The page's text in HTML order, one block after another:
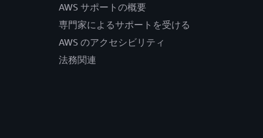
AWS サポートの概要
専門家によるサポートを受ける
AWS のアクセシビリティ
法務関連